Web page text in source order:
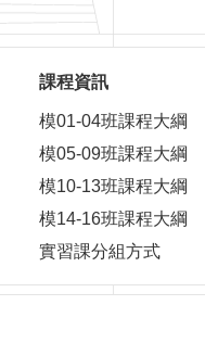
課程資訊
模01-04班課程大綱
模05-09班課程大綱
模10-13班課程大綱
模14-16班課程大綱
實習課分組方式